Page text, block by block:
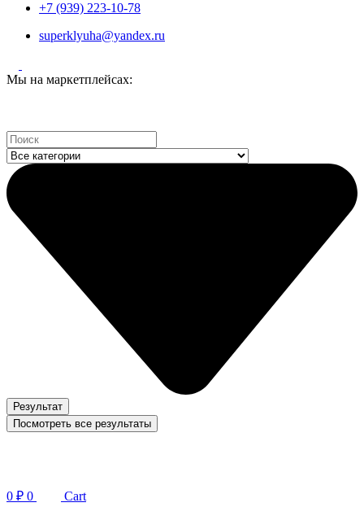
+7 (939) 223-10-78
superklyuha@yandex.ru
Мы на маркетплейсах:
Search
...
Результат
Посмотреть все результаты
0 ₽ 0 Cart